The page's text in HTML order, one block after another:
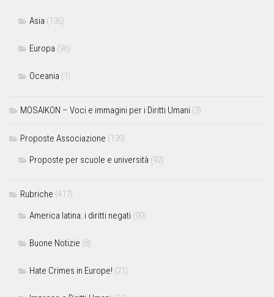
Asia (136)
Europa (96)
Oceania (1)
MOSAIKON – Voci e immagini per i Diritti Umani (3)
Proposte Associazione (139)
Proposte per scuole e università (92)
Rubriche (417)
America latina: i diritti negati (90)
Buone Notizie (8)
Hate Crimes in Europe! (21)